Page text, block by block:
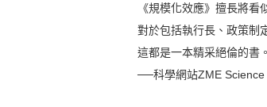
《規模化效應》擅長將
對於包括執行長、政策制
這都是一本精采絕倫的書。
──科學網站ZME Science